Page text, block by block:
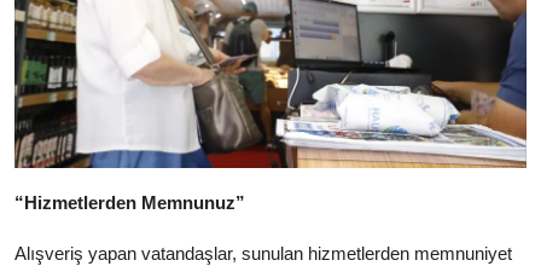
“Hizmetlerden Memnunuz”
Alışveriş yapan vatandaşlar, sunulan hizmetlerden memnuniyet